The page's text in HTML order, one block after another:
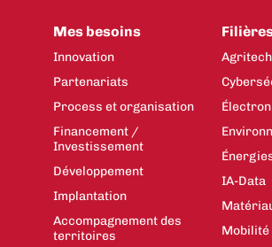
Mes besoins
Innovation
Partenariats
Process et organisation
Financement /
Investissement
Développement
Implantation
Accompagnement des
territoires
Agritech
IA-Data